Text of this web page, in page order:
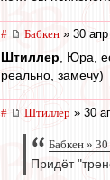
# Бабкен » 30
Штиллер, Юра,
реально, замечу)
# Штиллер » 30
Бабкен »
Придёт